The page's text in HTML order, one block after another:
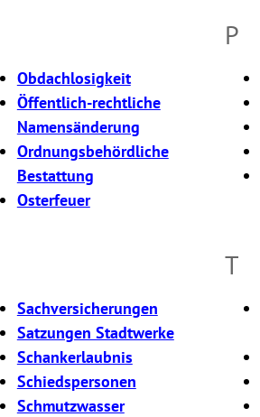
Obdachlosigkeit
Öffentlich-rechtliche
Namensänderung
Ordnungsbehördliche
Bestattung
Osterfeuer
P
Sachversicherungen
Satzungen Stadtwerke
Schankerlaubnis
Schiedspersonen
Schmutzwasser
T